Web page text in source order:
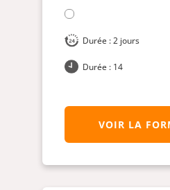
Durée : 2 jours
Durée : 14
VOIR LA